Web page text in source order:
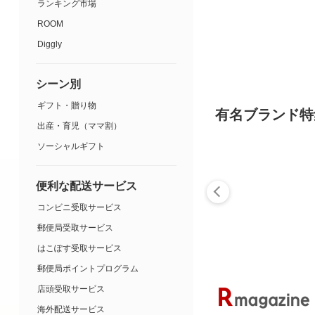
有名ブランド
ランキング市場
ROOM
Diggly
シーン別
ギフト・贈り物
出産・育児（ママ割）
ソーシャルギフト
便利な配送サービス
コンビニ受取サービス
郵便局受取サービス
はこぽす受取サービス
郵便局ポイントプログラム
店頭受取サービス
海外配送サービス